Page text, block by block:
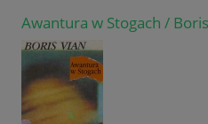
Awantura w Stogach /